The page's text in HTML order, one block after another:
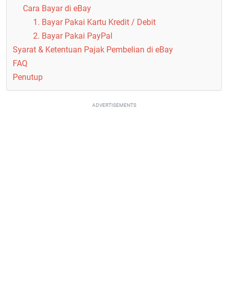
Cara Bayar di eBay
1. Bayar Pakai Kartu Kredit / Debit
2. Bayar Pakai PayPal
Syarat & Ketentuan Pajak Pembelian di eBay
FAQ
Penutup
ADVERTISEMENTS